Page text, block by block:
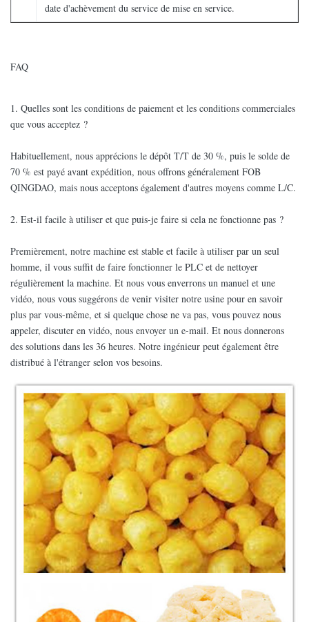
date d'achèvement du service de mise en service.
FAQ
1. Quelles sont les conditions de paiement et les conditions commerciales
que vous acceptez ?
Habituellement, nous apprécions le dépôt T/T de 30 %, puis le solde de
70 % est payé avant expédition, nous offrons généralement FOB
QINGDAO, mais nous acceptons également d'autres moyens comme L/C.
2. Est-il facile à utiliser et que puis-je faire si cela ne fonctionne pas ?
Premièrement, notre machine est stable et facile à utiliser par un seul
homme, il vous suffit de faire fonctionner le PLC et de nettoyer
régulièrement la machine. Et nous vous enverrons un manuel et une
vidéo, nous vous suggérons de venir visiter notre usine pour en savoir
plus par vous-même, et si quelque chose ne va pas, vous pouvez nous
appeler, discuter en vidéo, nous envoyer un e-mail. Et nous donnerons
des solutions dans les 36 heures. Notre ingénieur peut également être
distribué à l'étranger selon vos besoins.